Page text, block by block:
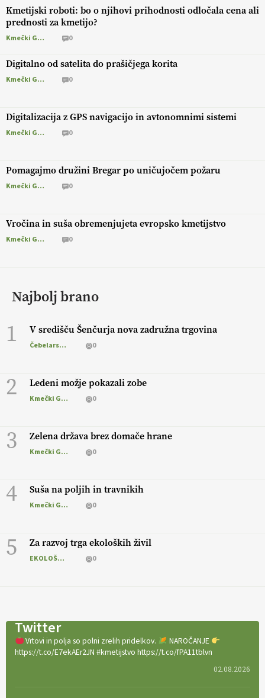
Kmetijski roboti: bo o njihovi prihodnosti odločala cena ali
prednosti za kmetijo?
Kmečki Glas 0
Digitalno od satelita do prašičjega korita
Kmečki Glas 0
Digitalizacija z GPS navigacijo in avtonomnimi sistemi
Kmečki Glas 0
Pomagajmo družini Bregar po uničujočem požaru
Kmečki Glas 0
Vročina in suša obremenjujeta evropsko kmetijstvo
Kmečki Glas 0
Najbolj brano
1 V središču Šenčurja nova zadružna trgovina
Čebelarstvo 0
2 Ledeni možje pokazali zobe
Kmečki Glas 0
3 Zelena država brez domače hrane
Kmečki Glas 0
4 Suša na poljih in travnikih
Kmečki Glas 0
5 Za razvoj trga ekoloških živil
EKOLOŠKO LOGIČNO 0
Twitter
Vrtovi in polja so polni zrelih pridelkov.
NAROČANJE
https://t.co/E7ekAEr2JN #kmetijstvo https://t.co/fPA11tblvn
02.08.2026